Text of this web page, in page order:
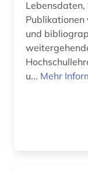
flucht (2)
flüchtling (1)
Publikationen
und
Hochschullehrern. Die Angaben
u... Mehr